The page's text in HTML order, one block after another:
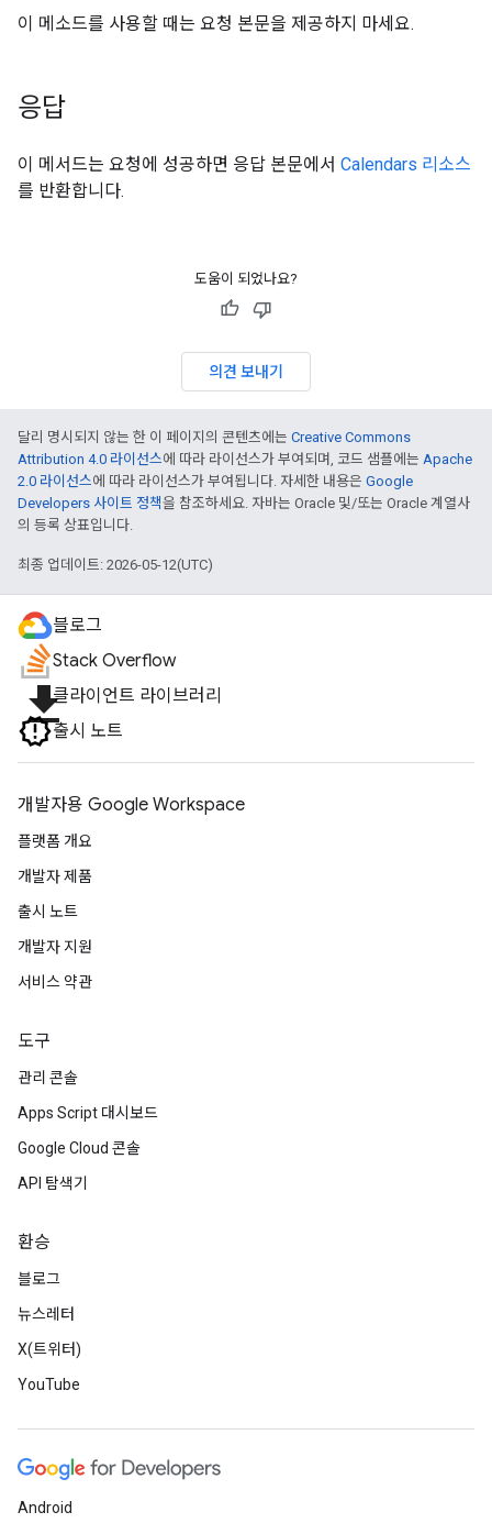
이 메소드를 사용할 때는 요청 본문을 제공하지 마세요.
응답
이 메서드는 요청에 성공하면 응답 본문에서 Calendars 리소스
를 반환합니다.
도움이 되었나요?
의견 보내기
달리 명시되지 않는 한 이 페이지의 콘텐츠에는 Creative Commons
Attribution 4.0 라이선스에 따라 라이선스가 부여되며, 코드 샘플에는 Apache
2.0 라이선스에 따라 라이선스가 부여됩니다. 자세한 내용은 Google
Developers 사이트 정책을 참조하세요. 자바는 Oracle 및/또는 Oracle 계열사
의 등록 상표입니다.
최종 업데이트: 2026-05-12(UTC)
블로그
Stack Overflow
file_download클라이언트 라이브러리
출시 노트
개발자용 Google Workspace
플랫폼 개요
개발자 제품
출시 노트
개발자 지원
서비스 약관
도구
관리 콘솔
Apps Script 대시보드
Google Cloud 콘솔
API 탐색기
환승
블로그
뉴스레터
X(트위터)
YouTube
Android